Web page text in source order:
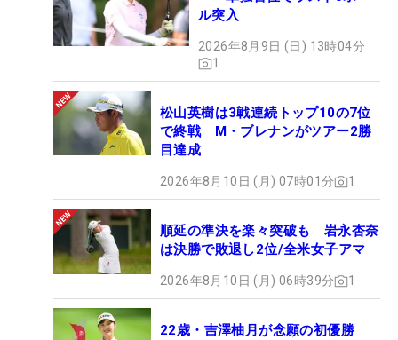
ル突入
2026年8月9日 (日) 13時04分
1
松山英樹は3戦連続トップ10の7位
で終戦 M・ブレナンがツアー2勝
目達成
2026年8月10日 (月) 07時01分 1
順延の準決を楽々突破も 岩永杏奈
は決勝で敗退し2位/全米女子アマ
2026年8月10日 (月) 06時39分 1
22歳・吉澤柚月が念願の初優勝